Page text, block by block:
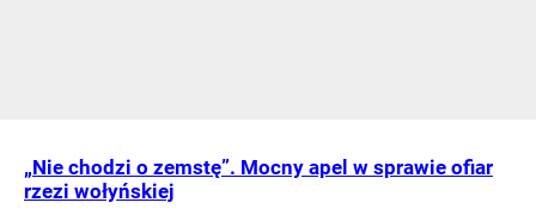
„Nie chodzi o zemstę”. Mocny apel w sprawie ofiar
rzezi wołyńskiej